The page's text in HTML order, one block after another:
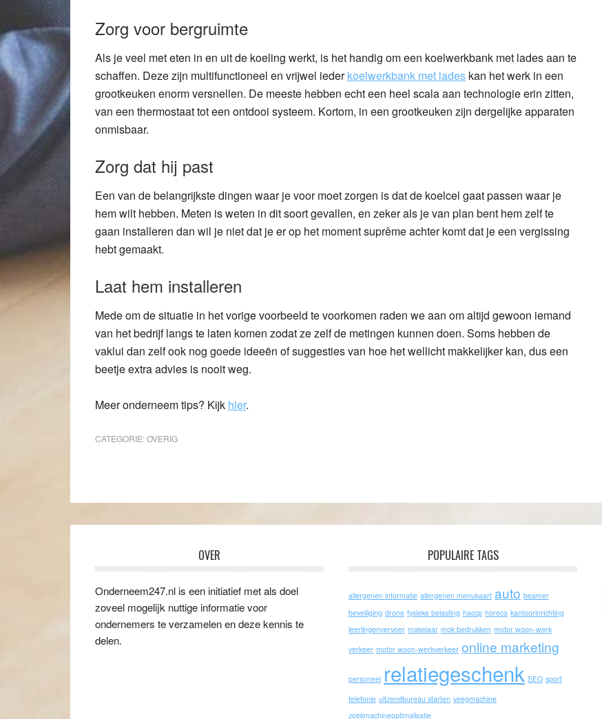
Zorg voor bergruimte
Als je veel met eten in en uit de koeling werkt, is het handig om een koelwerkbank met lades aan te
schaffen. Deze zijn multifunctioneel en vrijwel iederkoelwerkbank met lades kan het werk in een
grootkeuken enorm versnellen. De meeste hebben echt een heel scala aan technologie erin zitten,
van een thermostaat tot een ontdooi systeem. Kortom, in een grootkeuken zijn dergelijke apparaten
onmisbaar.
Zorg dat hij past
Een van de belangrijkste dingen waar je voor moet zorgen is dat de koelcel gaat passen waar je
hem wilt hebben. Meten is weten in dit soort gevallen, en zeker als je van plan bent hem zelf te
gaan installeren dan wil je niet dat je er op het moment suprême achter komt dat je een vergissing
hebt gemaakt.
Laat hem installeren
Mede om de situatie in het vorige voorbeeld te voorkomen raden we aan om altijd gewoon iemand
van het bedrijf langs te laten komen zodat ze zelf de metingen kunnen doen. Soms hebben de
vaklui dan zelf ook nog goede ideeën of suggesties van hoe het wellicht makkelijker kan, dus een
beetje extra advies is nooit weg.
Meer onderneem tips? Kijk hier.
CATEGORIE:OVERIG
OVER
Onderneem247.nl is een initiatief met als doel
zoveel mogelijk nuttige informatie voor
ondernemers te verzamelen en deze kennis te
delen.
POPULAIRE TAGS
allergenen informatie allergenen menukaart auto beamer
beveiliging drone fysieke belasting haccp horeca kantoorinrichting
leerlingenvervoer makelaar mok bedrukken motor woon-werk
verkeer motor woon-werkverkeer online marketing
personeel relatiegeschenk SEO sport
telefonie uitzendbureau starten veegmachine
zoekmachineoptimalisatie